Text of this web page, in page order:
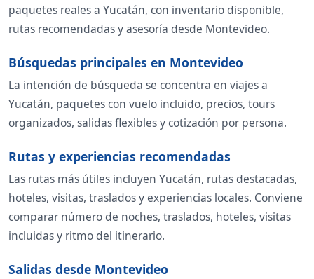
paquetes reales a Yucatán, con inventario disponible,
rutas recomendadas y asesoría desde Montevideo.
Búsquedas principales en Montevideo
La intención de búsqueda se concentra en viajes a
Yucatán, paquetes con vuelo incluido, precios, tours
organizados, salidas flexibles y cotización por persona.
Rutas y experiencias recomendadas
Las rutas más útiles incluyen Yucatán, rutas destacadas,
hoteles, visitas, traslados y experiencias locales. Conviene
comparar número de noches, traslados, hoteles, visitas
incluidas y ritmo del itinerario.
Salidas desde Montevideo